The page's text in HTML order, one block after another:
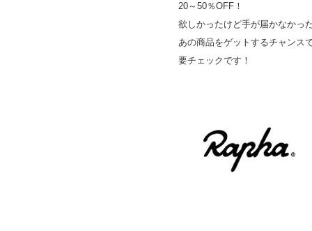
20～50％OFF！
欲しかったけど手が届かなかっ
あの商品をゲットするチャンス
要チェックです！